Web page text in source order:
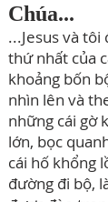
Chúa...
...Jesus và
thứ nhất của
khoảng bốn
nhìn lên và
những cái gờ
lớn, bọc
cái hố khổng
đường đi bộ,